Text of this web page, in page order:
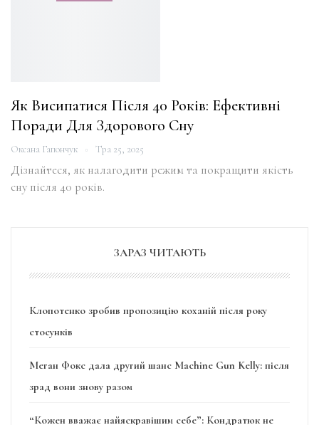
Як Висипатися Після 40 Років: Ефективні
Поради Для Здорового Сну
Оксана Гапончук Тра 25, 2025
Дізнайтеся, як налагодити режим та покращити якість
сну після 40 років.
ЗАРАЗ ЧИТАЮТЬ
Клопотенко зробив пропозицію коханій після року
стосунків
Меган Фокс дала другий шанс Machine Gun Kelly: після
зрад вони знову разом
“Кожен вважає найяскравішим себе”: Кондратюк не